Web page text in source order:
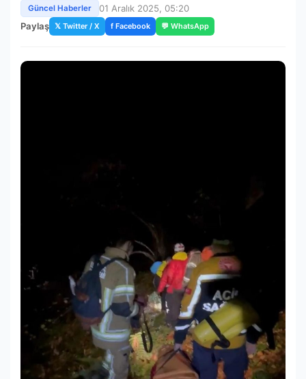
Güncel Haberler
01 Aralık 2025, 05:20
Paylaş 𝕏 Twitter / X f Facebook 💬 WhatsApp